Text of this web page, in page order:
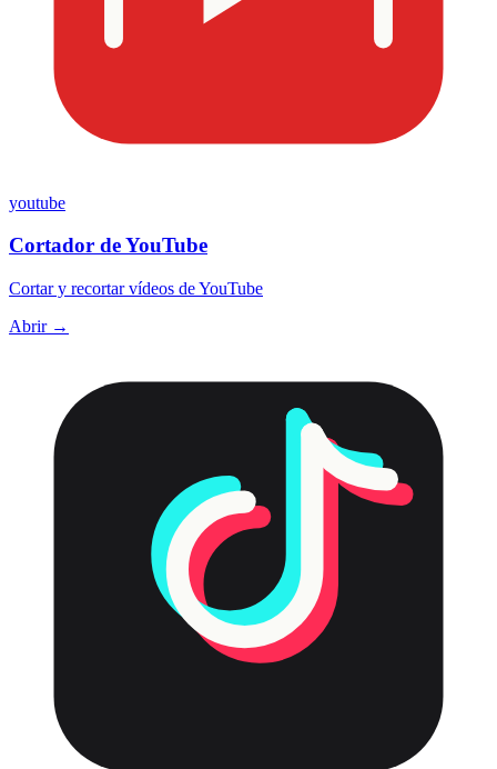
youtube
Cortador de YouTube
Cortar y recortar vídeos de YouTube
Abrir →